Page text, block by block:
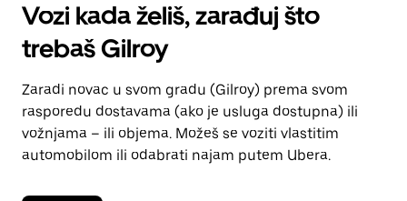
Vozi kada želiš, zarađuj što
trebaš Gilroy
Zaradi novac u svom gradu (Gilroy) prema svom
rasporedu dostavama (ako je usluga dostupna) ili
vožnjama – ili objema. Možeš se voziti vlastitim
automobilom ili odabrati najam putem Ubera.